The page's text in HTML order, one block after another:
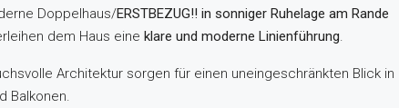
Doppelhaus/ERSTBEZUG!! in sonniger Ruhelage am Rande
dem Haus eine klare und moderne Linienführung
Architektur sorgen für einen uneingeschränkten Blick in
Balkonen.